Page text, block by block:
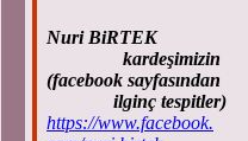
Nuri BiRTEK
kardeşimizin
(facebook sayfasından
ilginç tespitler)
https://www.facebook.